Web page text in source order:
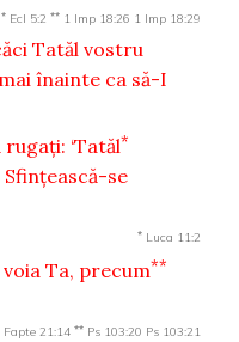
* Ecl 5:2 ** 1 Imp 18:26 1 Imp 18:29
Tatăl vostru
înainte ca să-I
‘Tatăl*
se
* Luca 11:2
voia Ta, precum**
Fapte 21:14 ** Ps 103:20 Ps 103:21